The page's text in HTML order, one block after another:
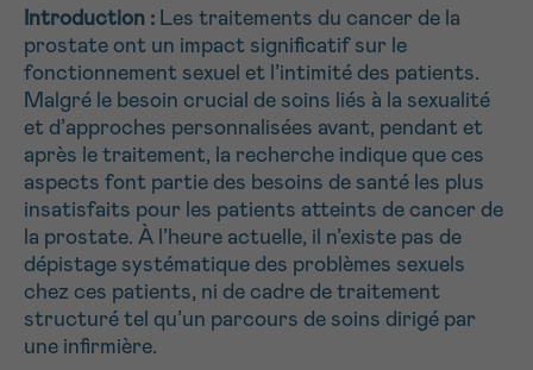
Introduction : Les traitements du cancer de la
prostate ont un impact significatif sur le
fonctionnement sexuel et l’intimité des patients.
Malgré le besoin crucial de soins liés à la sexualité
et d’approches personnalisées avant, pendant et
après le traitement, la recherche indique que ces
aspects font partie des besoins de santé les plus
insatisfaits pour les patients atteints de cancer de
la prostate. À l’heure actuelle, il n’existe pas de
dépistage systématique des problèmes sexuels
chez ces patients, ni de cadre de traitement
structuré tel qu’un parcours de soins dirigé par
une infirmière.
J’accepte lesconditions d’utilisations
*CHAMP OBLIGATOIRE
Envoyer